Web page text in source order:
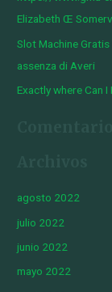
Elizabeth Œ
Slot Machine
assenza di Averi
Exactly where Can
agosto 2022
julio 2022
junio 2022
mayo 2022